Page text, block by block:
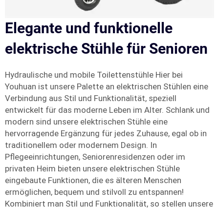
Elegante und funktionelle
elektrische Stühle für Senioren
Hydraulische und mobile Toilettenstühle Hier bei
Youhuan ist unsere Palette an elektrischen Stühlen eine
Verbindung aus Stil und Funktionalität, speziell
entwickelt für das moderne Leben im Alter. Schlank und
modern sind unsere elektrischen Stühle eine
hervorragende Ergänzung für jedes Zuhause, egal ob in
traditionellem oder modernem Design. In
Pflegeeinrichtungen, Seniorenresidenzen oder im
privaten Heim bieten unsere elektrischen Stühle
eingebaute Funktionen, die es älteren Menschen
ermöglichen, bequem und stilvoll zu entspannen!
Kombiniert man Stil und Funktionalität, so stellen unsere